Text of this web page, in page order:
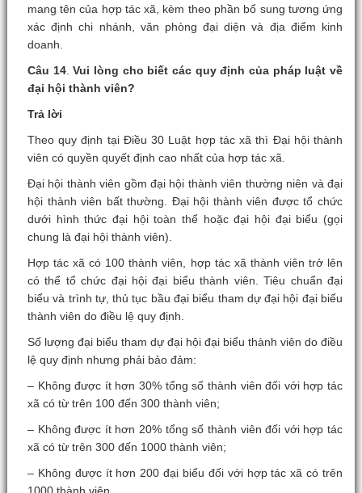
mang tên của hợp tác xã, kèm theo phần bổ sung tương ứng
xác định chi nhánh, văn phòng đại diện và địa điểm kinh
doanh.
Câu 14.Vui lòng cho biết các quy định của pháp luật về
đại hội thành viên?
Trả lời
Theo quy định tại Điều 30 Luật hợp tác xã thì Đại hội thành
viên có quyền quyết định cao nhất của hợp tác xã.
Đại hội thành viên gồm đại hội thành viên thường niên và đại
hội thành viên bất thường. Đại hội thành viên được tổ chức
dưới hình thức đại hội toàn thể hoặc đại hội đại biểu (gọi
chung là đại hội thành viên).
Hợp tác xã có 100 thành viên, hợp tác xã thành viên trở lên
có thể tổ chức đại hội đại biểu thành viên. Tiêu chuẩn đại
biểu và trình tự, thủ tục bầu đại biểu tham dự đại hội đại biểu
thành viên do điều lệ quy định.
Số lượng đại biểu tham dự đại hội đại biểu thành viên do điều
lệ quy định nhưng phải bảo đảm:
– Không được ít hơn 30% tổng số thành viên đối với hợp tác
xã có từ trên 100 đến 300 thành viên;
– Không được ít hơn 20% tổng số thành viên đối với hợp tác
xã có từ trên 300 đến 1000 thành viên;
– Không được ít hơn 200 đại biểu đối với hợp tác xã có trên